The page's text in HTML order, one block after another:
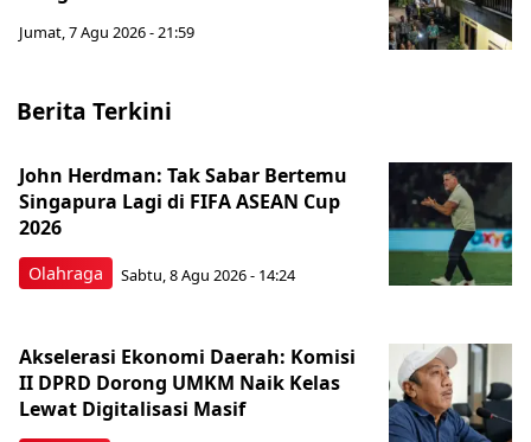
Jumat, 7 Agu 2026 - 21:59
Berita Terkini
Olahraga
John Herdman: Tak Sabar Bertemu
Singapura Lagi di FIFA ASEAN Cup
2026
Sabtu, 8 Agu 2026 - 14:24
Akselerasi Ekonomi Daerah: Komisi
II DPRD Dorong UMKM Naik Kelas
Lewat Digitalisasi Masif